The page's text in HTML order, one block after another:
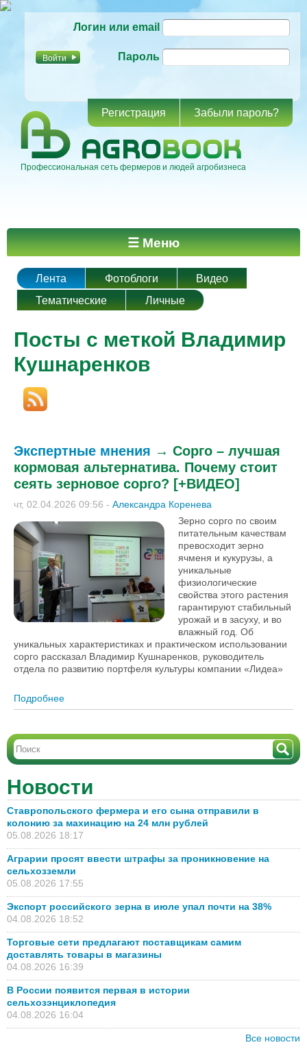
основному
Логин или email
Пароль
Регистрация Забыли пароль?
Профессиональная сеть фермеров и людей агробизнеса
Главное меню ☰ Меню
Лента Фотоблоги
Видео
Тематические
Личные
Посты с меткой Владимир
Кушнаренков
Экспертные мнения → Сорго – лучшая
кормовая альтернатива. Почему стоит
сеять зерновое сорго? [+ВИДЕО]
чт, 02.04.2026 09:56 - Александра Коренева
Зерно сорго по своим
питательным качествам
превосходит зерно
ячменя и кукурузы, а
уникальные
физиологические
свойства этого растения
гарантируют стабильный
урожай и в засуху, и во
влажный год. Об
уникальных характеристиках и практическом использовании
сорго рассказал Владимир Кушнаренков, руководитель
отдела по развитию портфеля культуры компании «Лидеа»
Подробнее
стоит сеять зерновое сорго? [+ВИДЕО]
Новости
Ставропольского фермера и его сына отправили в
колонию за махинацию на 24 млн рублей
05.08.2026 18:17
Аграрии просят ввести штрафы за проникновение на
сельхозземли
05.08.2026 17:55
Экспорт российского зерна в июле упал почти на 38%
04.08.2026 18:52
Торговые сети предлагают поставщикам самим
доставлять товары в магазины
04.08.2026 16:39
В России появится первая в истории
сельхозэнциклопедия
04.08.2026 16:04
Все новости